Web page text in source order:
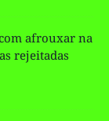
afrouxar na
rejeitadas